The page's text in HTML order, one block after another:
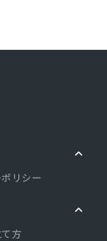
リシー
方